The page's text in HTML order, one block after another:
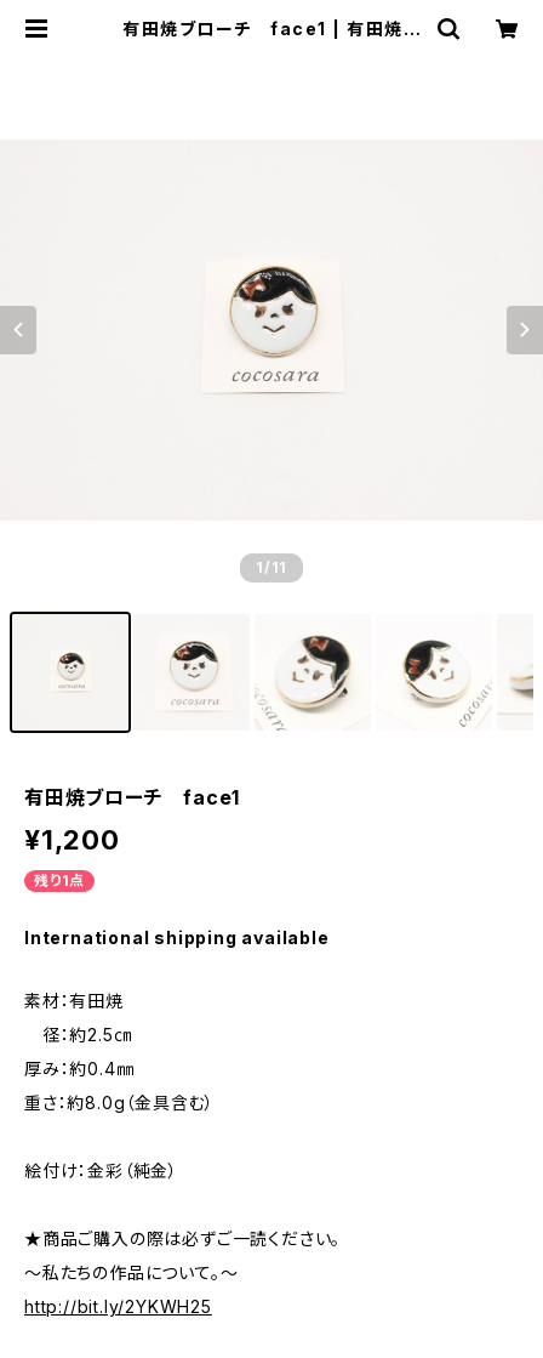
有田焼ブローチ face1 | 有田焼ア
1 /11
有田焼ブローチ face1
¥1,200
残り1点
International shipping available
素材：有田焼
径：約2.5㎝
厚み：約0.4㎜
重さ：約8.0g（金具含む）
絵付け：金彩（純金）
★商品ご購入の際は必ずご一読ください。
～私たちの作品について。～
http://bit.ly/2YKWH25